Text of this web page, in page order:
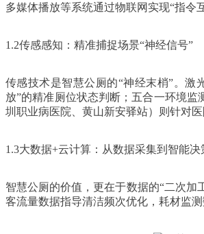
多媒体播放等系统通过物联网实现“指令
1.2传感感知：精准捕捉场景“神经信号”
传感技术是智慧公厕的“神经末梢”。激
放”的精准厕位状态判断；五合一环境
圳职业病医院、黄山新安驿站）则针对
1.3大数据+云计算：从数据采集到智能决
智慧公厕的价值，更在于数据的“二次加
客流量数据指导清洁频次优化，耗材监